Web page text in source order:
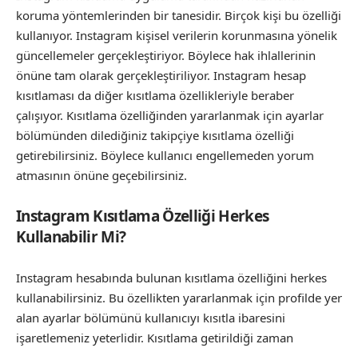
koruma yöntemlerinden bir tanesidir. Birçok kişi bu özelliği
kullanıyor. Instagram kişisel verilerin korunmasına yönelik
güncellemeler gerçekleştiriyor. Böylece hak ihlallerinin
önüne tam olarak gerçekleştiriliyor. Instagram hesap
kısıtlaması da diğer kısıtlama özellikleriyle beraber
çalışıyor. Kısıtlama özelliğinden yararlanmak için ayarlar
bölümünden dilediğiniz takipçiye kısıtlama özelliği
getirebilirsiniz. Böylece kullanıcı engellemeden yorum
atmasının önüne geçebilirsiniz.
Instagram Kısıtlama Özelliği Herkes
Kullanabilir Mi?
Instagram hesabında bulunan kısıtlama özelliğini herkes
kullanabilirsiniz. Bu özellikten yararlanmak için profilde yer
alan ayarlar bölümünü kullanıcıyı kısıtla ibaresini
işaretlemeniz yeterlidir. Kısıtlama getirildiği zaman